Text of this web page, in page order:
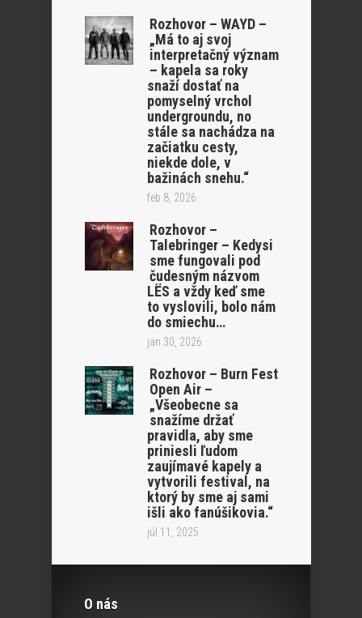
Rozhovor – WAYD –
„Má to aj svoj
interpretačný význam
– kapela sa roky
snaží dostať na
pomyselný vrchol
undergroundu, no
stále sa nachádza na
začiatku cesty,
niekde dole, v
bažinách snehu.“
feb 8, 2026
Rozhovor –
Talebringer – Kedysi
sme fungovali pod
čudesným názvom
LËS a vždy keď sme
to vyslovili, bolo nám
do smiechu…
jan 30, 2026
Rozhovor – Burn Fest
Open Air –
„Všeobecne sa
snažíme držať
pravidla, aby sme
priniesli ľudom
zaujímavé kapely a
vytvorili festival, na
ktorý by sme aj sami
išli ako fanúšikovia.“
júl 11, 2025
O nás